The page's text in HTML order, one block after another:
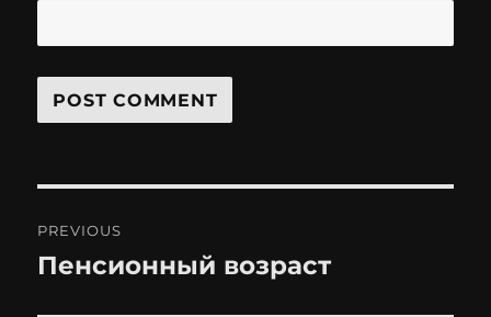
navigation
PREVIOUS
Previous
Пенсионный возраст